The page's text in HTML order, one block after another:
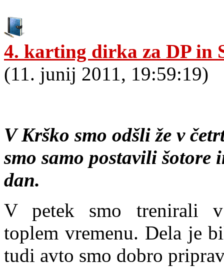
4. karting dirka za DP in
(11. junij 2011, 19:59:19)
V Krško smo odšli že v
smo samo postavili
dan.
V petek smo trenirali
toplem vremenu. Dela je
tudi avto smo dobro